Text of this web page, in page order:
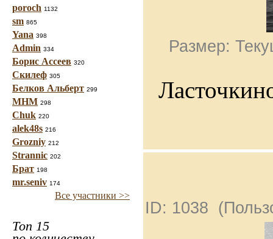
poroch 1132
sm 865
Yana 398
Admin 334
Борис Ассеев 320
Скилеф 305
Белков Альберт 299
МНМ 298
Chuk 220
alek48s 216
Grozniy 212
Strannic 202
Брат 198
mr.seniv 174
Все участники >>
Топ 15
Размер:
ID: 1038